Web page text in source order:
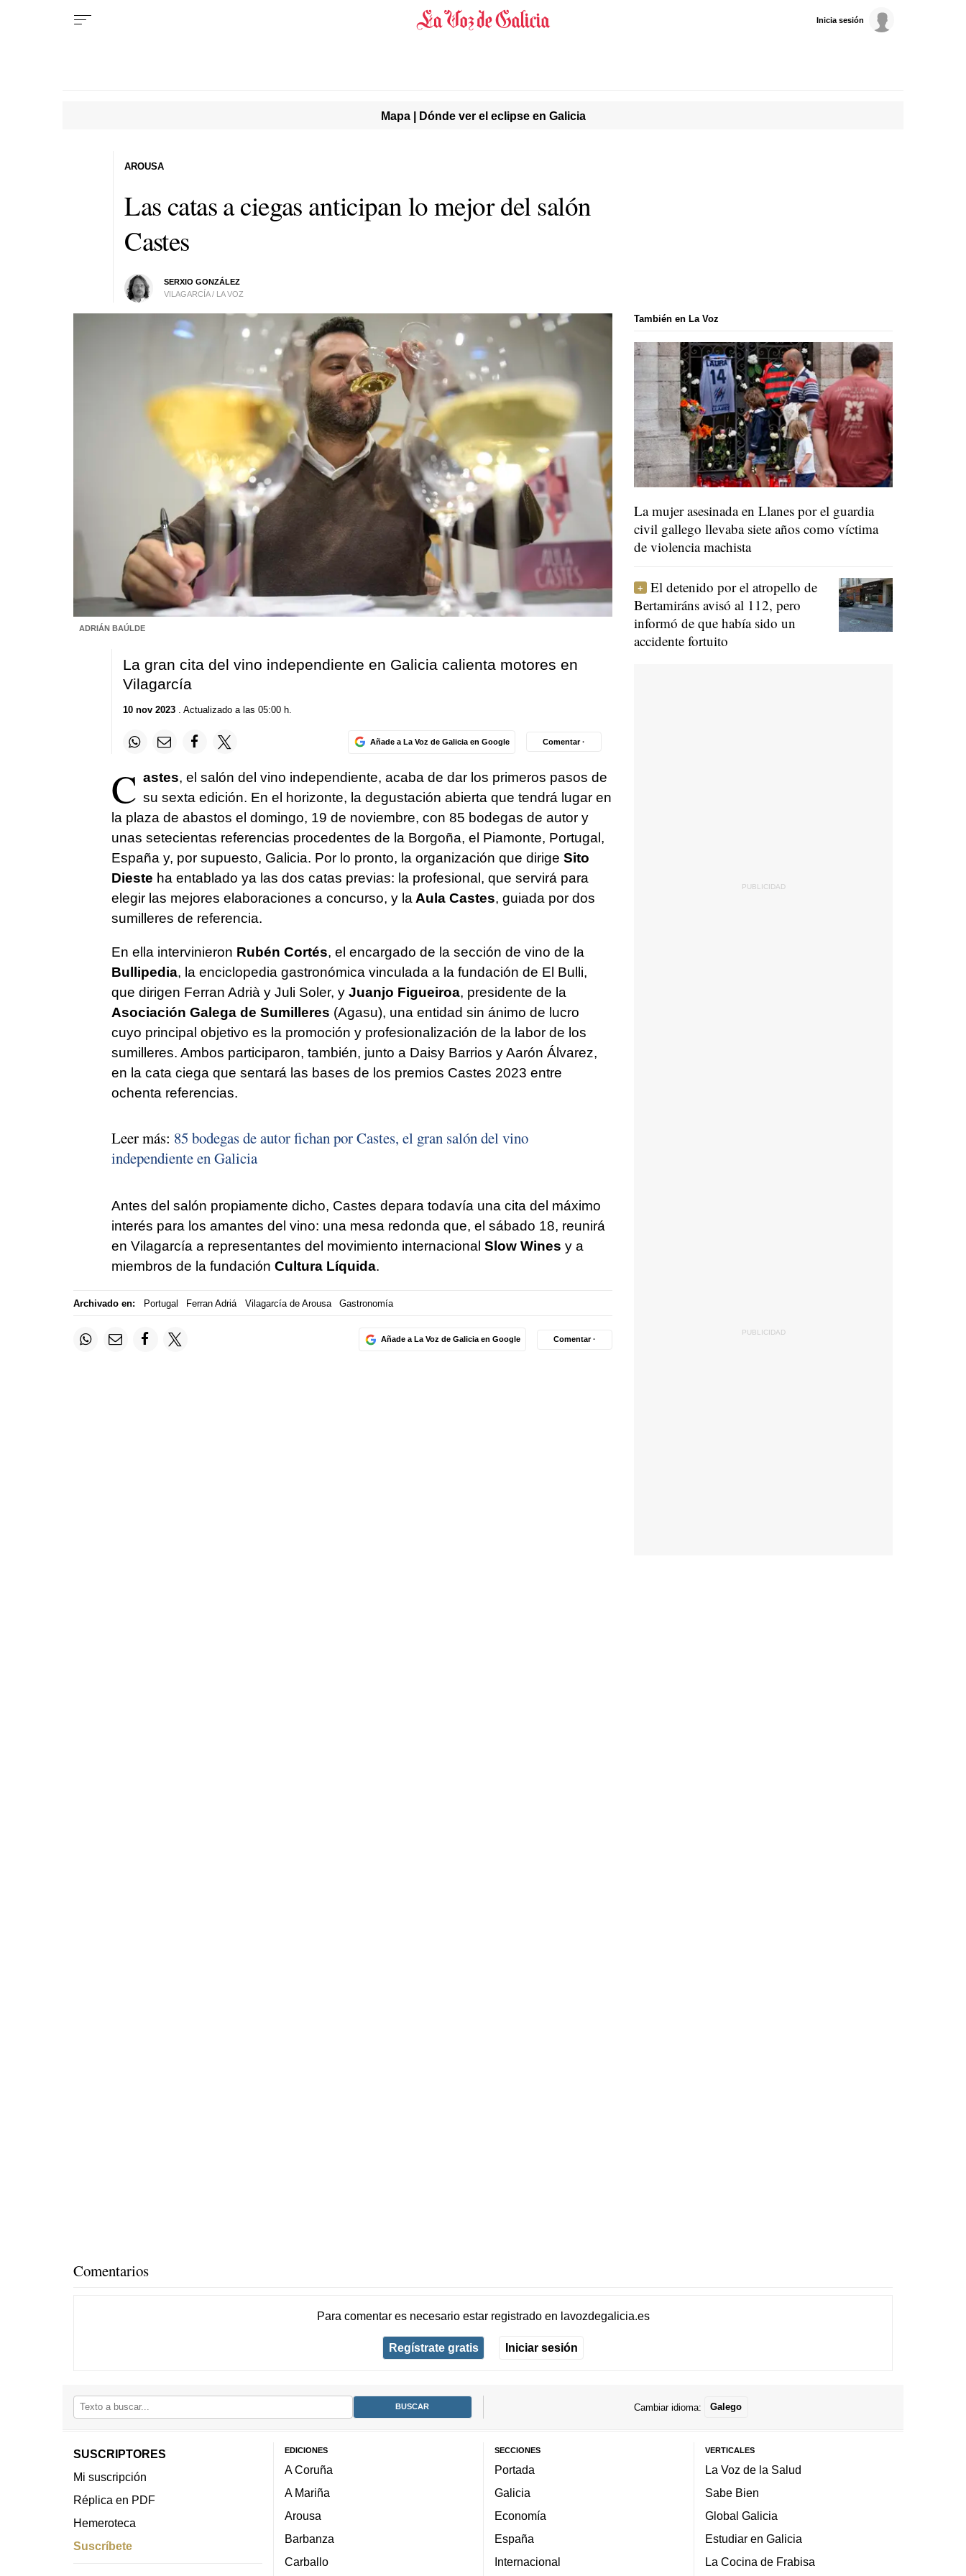
Inicia sesión
Mapa | Dónde ver el eclipse en Galicia
Las catas a ciegas anticipan lo mejor del salón
Castes
SERXIO GONZÁLEZ
VILAGARCÍA / LA VOZ
AROUSA
ADRIÁN BAÚLDE
La gran cita del vino independiente en Galicia calienta motores en
Vilagarcía
10 nov 2023. Actualizado a las 05:00 h.
Añade a La Voz de Galicia en Google Comentar ·
C astes, el salón del vino independiente, acaba de dar los primeros pasos de
su sexta edición. En el horizonte, la degustación abierta que tendrá lugar en
la plaza de abastos el domingo, 19 de noviembre, con 85 bodegas de autor y
unas setecientas referencias procedentes de la Borgoña, el Piamonte, Portugal,
España y, por supuesto, Galicia. Por lo pronto, la organización que dirige Sito
Dieste ha entablado ya las dos catas previas: la profesional, que servirá para
elegir las mejores elaboraciones a concurso, y laAula Castes, guiada por dos
sumilleres de referencia.
En ella intervinieron Rubén Cortés, el encargado de la sección de vino de la
Bullipedia, la enciclopedia gastronómica vinculada a la fundación de El Bulli,
que dirigen Ferran Adrià y Juli Soler, y Juanjo Figueiroa, presidente de la
Asociación Galega de Sumilleres (Agasu), una entidad sin ánimo de lucro
cuyo principal objetivo es la promoción y profesionalización de la labor de los
sumilleres. Ambos participaron, también, junto a Daisy Barrios y Aarón Álvarez,
en la cata ciega que sentará las bases de los premios Castes 2023 entre
ochenta referencias.
Leer más: 85 bodegas de autor fichan por Castes, el gran salón del vino
independiente en Galicia
Antes del salón propiamente dicho, Castes depara todavía una cita del máximo
interés para los amantes del vino: una mesa redonda que, el sábado 18, reunirá
en Vilagarcía a representantes del movimiento internacional Slow Wines y a
miembros de la fundación Cultura Líquida.
Archivado en: Portugal Ferran Adriá Vilagarcía de Arousa Gastronomía
Añade a La Voz de Galicia en Google Comentar ·
También en La Voz
La mujer asesinada en Llanes por el guardia
civil gallego llevaba siete años como víctima
de violencia machista
El detenido por el atropello de
Bertamiráns avisó al 112, pero
informó de que había sido un
accidente fortuito
Comentarios
Para comentar es necesario estar registradoen lavozdegalicia.es
Regístrate gratis Iniciar sesión
Cambiar idioma: Galego
SUSCRIPTORES
Mi suscripción
Réplica en PDF
Hemeroteca
Suscríbete
EDICIONES
A Coruña
A Mariña
Arousa
Barbanza
Carballo
SECCIONES
Portada
Galicia
Economía
España
Internacional
VERTICALES
La Voz de la Salud
Sabe Bien
Global Galicia
Estudiar en Galicia
La Cocina de Frabisa